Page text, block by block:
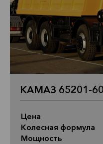
КАМАЗ 65201-
Цена
Колесная формула
Мощность